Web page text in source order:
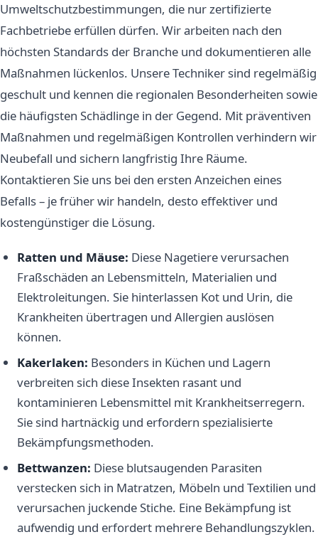
Umweltschutzbestimmungen, die nur zertifizierte
Fachbetriebe erfüllen dürfen. Wir arbeiten nach den
höchsten Standards der Branche und dokumentieren alle
Maßnahmen lückenlos. Unsere Techniker sind regelmäßig
geschult und kennen die regionalen Besonderheiten sowie
die häufigsten Schädlinge in der Gegend. Mit präventiven
Maßnahmen und regelmäßigen Kontrollen verhindern wir
Neubefall und sichern langfristig Ihre Räume.
Kontaktieren Sie uns bei den ersten Anzeichen eines
Befalls – je früher wir handeln, desto effektiver und
kostengünstiger die Lösung.
Ratten und Mäuse: Diese Nagetiere verursachen
Fraßschäden an Lebensmitteln, Materialien und
Elektroleitungen. Sie hinterlassen Kot und Urin, die
Krankheiten übertragen und Allergien auslösen
können.
Kakerlaken: Besonders in Küchen und Lagern
verbreiten sich diese Insekten rasant und
kontaminieren Lebensmittel mit Krankheitserregern.
Sie sind hartnäckig und erfordern spezialisierte
Bekämpfungsmethoden.
Bettwanzen: Diese blutsaugenden Parasiten
verstecken sich in Matratzen, Möbeln und Textilien und
verursachen juckende Stiche. Eine Bekämpfung ist
aufwendig und erfordert mehrere Behandlungszyklen.